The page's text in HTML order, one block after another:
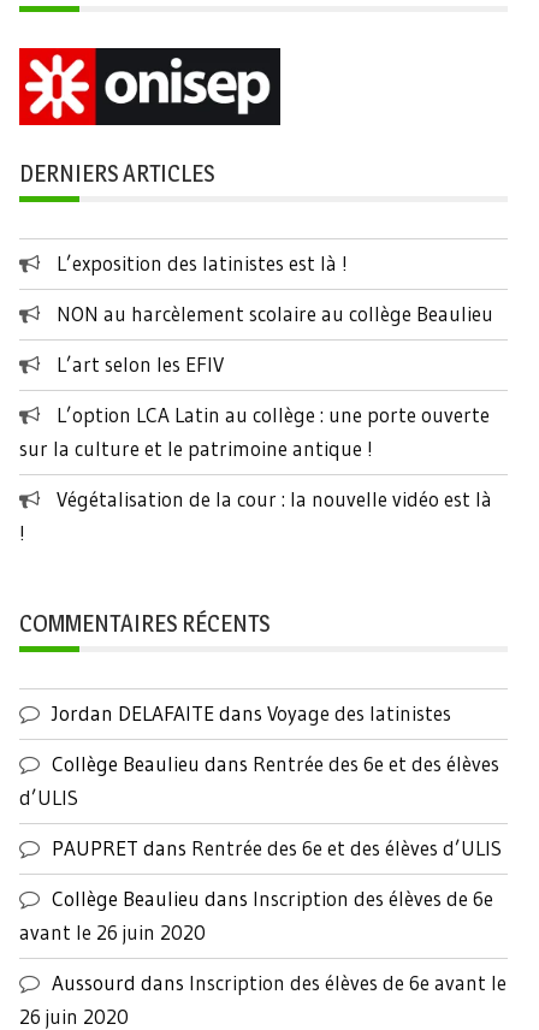
DERNIERS ARTICLES
L’exposition des latinistes est là !
NON au harcèlement scolaire au collège Beaulieu
L’art selon les EFIV
L’option LCA Latin au collège : une porte ouverte
sur la culture et le patrimoine antique !
Végétalisation de la cour : la nouvelle vidéo est là
!
COMMENTAIRES RÉCENTS
Jordan DELAFAITEdans Voyage des latinistes
Collège Beaulieu dans Rentrée des 6e et des élèves
d’ULIS
PAUPRET dans Rentrée des 6e et des élèves d’ULIS
Collège Beaulieu dans Inscription des élèves de 6e
avant le 26 juin 2020
Aussourd dans Inscription des élèves de 6e avant le
26 juin 2020